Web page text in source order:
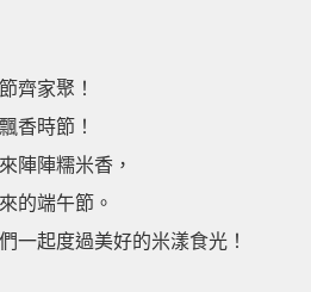
齊家聚！
香時節！
陣陣糯米香，
的端午節。
一起度過美好的米漾食光！